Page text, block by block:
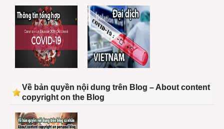
Về bản quyền nội dung trên Blog – About content
copyright on the Blog